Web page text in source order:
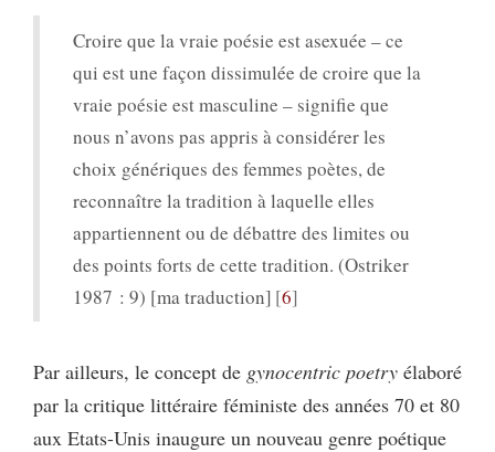
Croire que la vraie poésie est asexuée – ce
qui est une façon dissimulée de croire que la
vraie poésie est masculine – signifie que
nous n’avons pas appris à considérer les
choix génériques des femmes poètes, de
reconnaître la tradition à laquelle elles
appartiennent ou de débattre des limites ou
des points forts de cette tradition. (Ostriker
1987 : 9) [ma traduction] 6
Par ailleurs, le concept de gynocentric poetry élaboré
par la critique littéraire féministe des années 70 et 80
aux Etats-Unis inaugure un nouveau genre poétique